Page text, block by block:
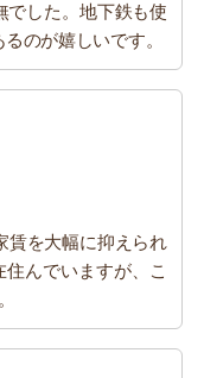
でした。地下鉄も使
のが嬉しいです。
賃を大幅に抑えられ
んでいますが、こ